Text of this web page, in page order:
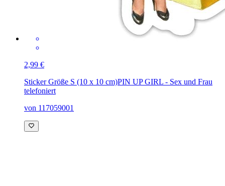
2,99 €
Sticker Größe S (10 x 10 cm)PIN UP GIRL - Sex und Frau
telefoniert
von 117059001